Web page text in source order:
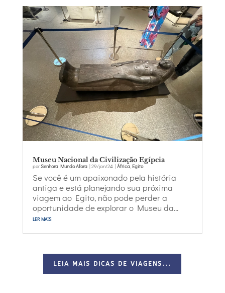
Museu Nacional da Civilização Egípcia
porSenhora Mundo Afora| 29/jan/24| África, Egito
Se você é um apaixonado pela história
antiga e está planejando sua próxima
viagem ao Egito, não pode perder a
oportunidade de explorar o Museu da...
ler mais
LEIA MAIS DICAS DE VIAGENS...